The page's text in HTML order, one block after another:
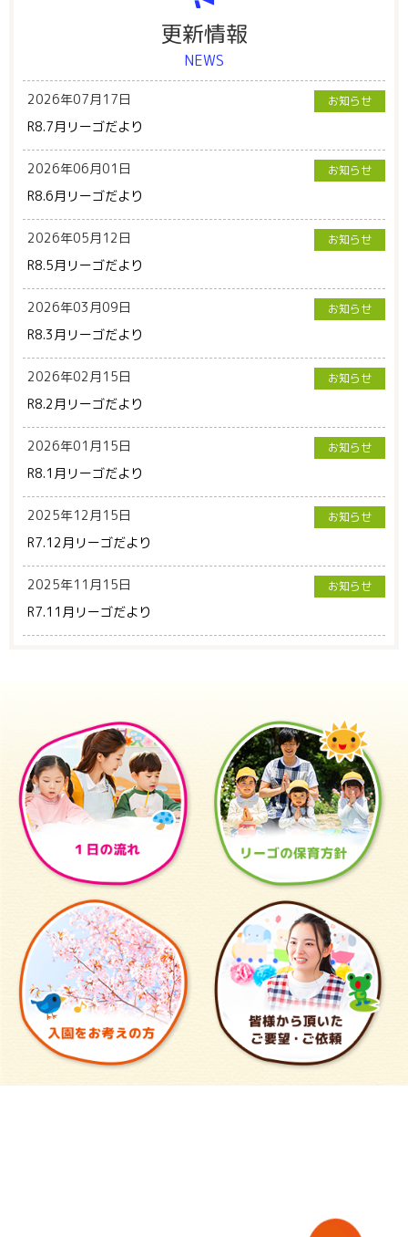
更新情報
NEWS
2026年07月17日 お知らせ
R8.7月リーゴだより
2026年06月01日 お知らせ
R8.6月リーゴだより
2026年05月12日 お知らせ
R8.5月リーゴだより
2026年03月09日 お知らせ
R8.3月リーゴだより
2026年02月15日 お知らせ
R8.2月リーゴだより
2026年01月15日 お知らせ
R8.1月リーゴだより
2025年12月15日 お知らせ
R7.12月リーゴだより
2025年11月15日 お知らせ
R7.11月リーゴだより